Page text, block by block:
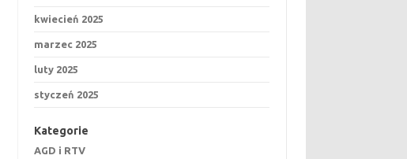
kwiecień 2025
marzec 2025
luty 2025
styczeń 2025
Kategorie
AGD i RTV